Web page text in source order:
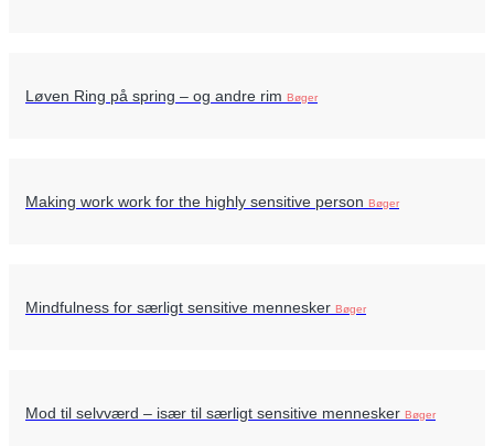
Løven Ring på spring – og andre rim Bøger
Making work work for the highly sensitive person Bøger
Mindfulness for særligt sensitive mennesker Bøger
Mod til selvværd – især til særligt sensitive mennesker Bøger